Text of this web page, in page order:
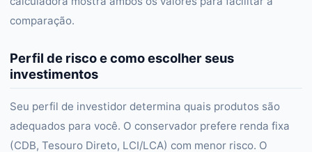
comparação.
Perfil de risco e como escolher seus
investimentos
Seu perfil de investidor determina quais produtos são
adequados para você. O conservador prefere renda fixa
(CDB, Tesouro Direto, LCI/LCA) com menor risco. O